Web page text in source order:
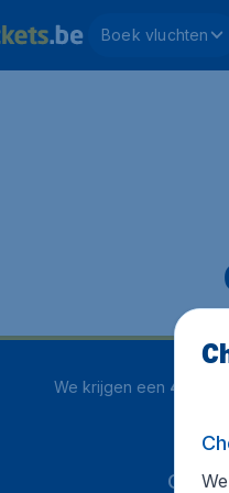
Boek vluchten
We krijgen een 4.1 uit 5